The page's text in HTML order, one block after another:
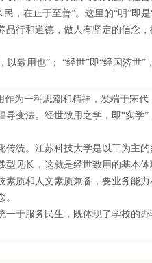
在止于至善”。这里的“明”即是“
行和道德，做人有坚定的信念
致用也”； “经世”即“经国济世”
为一种思潮和精神，发端于宋代
变法。经世致用之学，即“实学”
统。江苏科技大学是以工为主的
见长，这就是经世致用的基本体
质和人文素质兼备，要业务能力
于服务民生，既体现了学校的办